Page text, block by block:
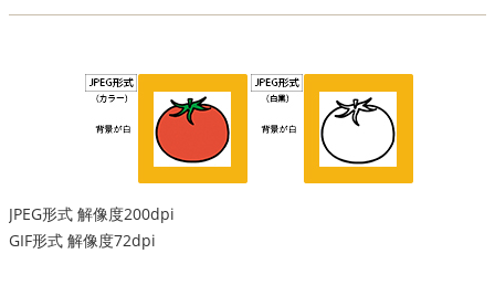
JPEG形式 解像度200dpi
GIF形式 解像度72dpi